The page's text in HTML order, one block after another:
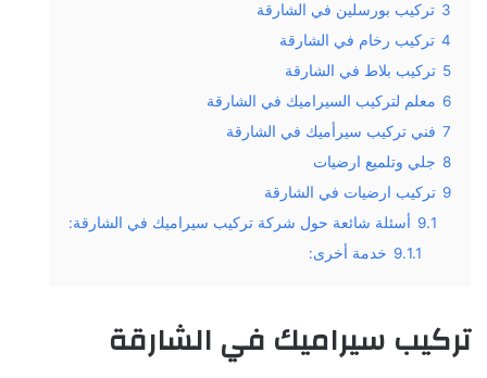
3 تركيب بورسلين في الشارقة
4 تركيب رخام في الشارقة
5 تركيب بلاط في الشارقة
6 معلم لتركيب السيراميك في الشارقة
7 فني تركيب سيرأميك في الشارقة
8 جلي وتلميع ارضيات
9 تركيب ارضيات في الشارقة
9.1 أسئلة شائعة حول شركة تركيب سيراميك في الشارقة:
9.1.1 خدمة أخرى:
تركيب سيراميك في الشارقة